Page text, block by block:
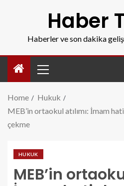
Haber
Haberler ve son dakika
Home
Hukuk
MEB’in ortaokul atılımı: İmam
çekme
HUKUK
MEB’in